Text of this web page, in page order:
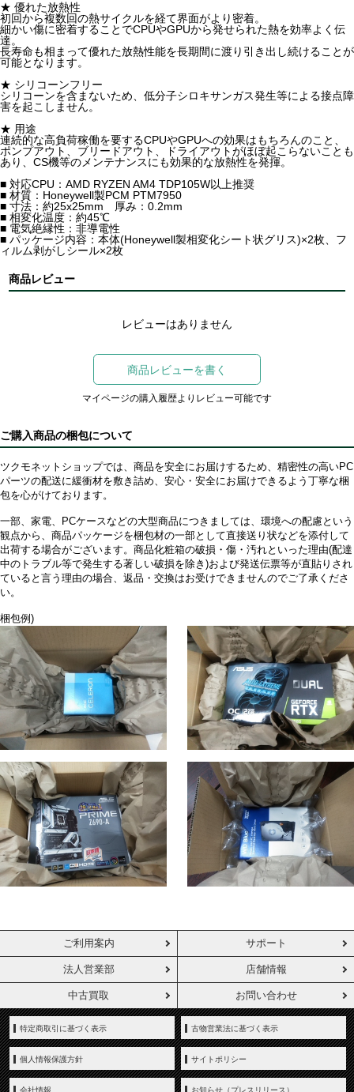
★ 優れた放熱性
初回から複数回の熱サイクルを経て界面がより密着。
細かい傷に密着することでCPUやGPUから発せられた熱を効率よく伝
達。
長寿命も相まって優れた放熱性能を長期間に渡り引き出し続けることが
可能となります。
★ シリコーンフリー
シリコーンを含まないため、低分子シロキサンガス発生等による接点障
害を起こしません。
★ 用途
連続的な高負荷稼働を要するCPUやGPUへの効果はもちろんのこと、
ポンプアウト、ブリードアウト、ドライアウトがほぼ起こらないことも
あり、CS機等のメンテナンスにも効果的な放熱性を発揮。
■ 対応CPU：AMD RYZEN AM4 TDP105W以上推奨
■ 材質：Honeywell製PCM PTM7950
■ 寸法：約25x25mm 厚み：0.2mm
■ 相変化温度：約45℃
■ 電気絶縁性：非導電性
■ パッケージ内容：本体(Honeywell製相変化シート状グリス)×2枚、フ
ィルム剥がしシール×2枚
商品レビュー
レビューはありません
商品レビューを書く
マイページの購入履歴よりレビュー可能です
ご購入商品の梱包について
ツクモネットショップでは、商品を安全にお届けするため、精密性の高いPC
パーツの配送に緩衝材を敷き詰め、安心・安全にお届けできるよう丁寧な梱
包を心がけております。
一部、家電、PCケースなどの大型商品につきましては、環境への配慮という
観点から、商品パッケージを梱包材の一部として直接送り状などを添付して
出荷する場合がございます。商品化粧箱の破損・傷・汚れといった理由(配達
中のトラブル等で発生する著しい破損を除き)および発送伝票等が直貼りされ
ていると言う理由の場合、返品・交換はお受けできませんのでご了承くださ
い。
梱包例)
ご利用案内 サポート
法人営業部 店舗情報
中古買取 お問い合わせ
特定商取引に基づく表示 古物営業法に基づく表示
個人情報保護方針 サイトポリシー
会社情報 お知らせ（プレスリリース）